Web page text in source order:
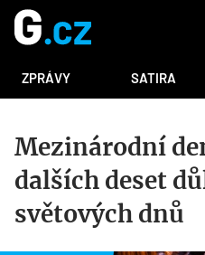
ZPRÁVY SATIRA
Mezinárodní
dalších deset
světových dnů